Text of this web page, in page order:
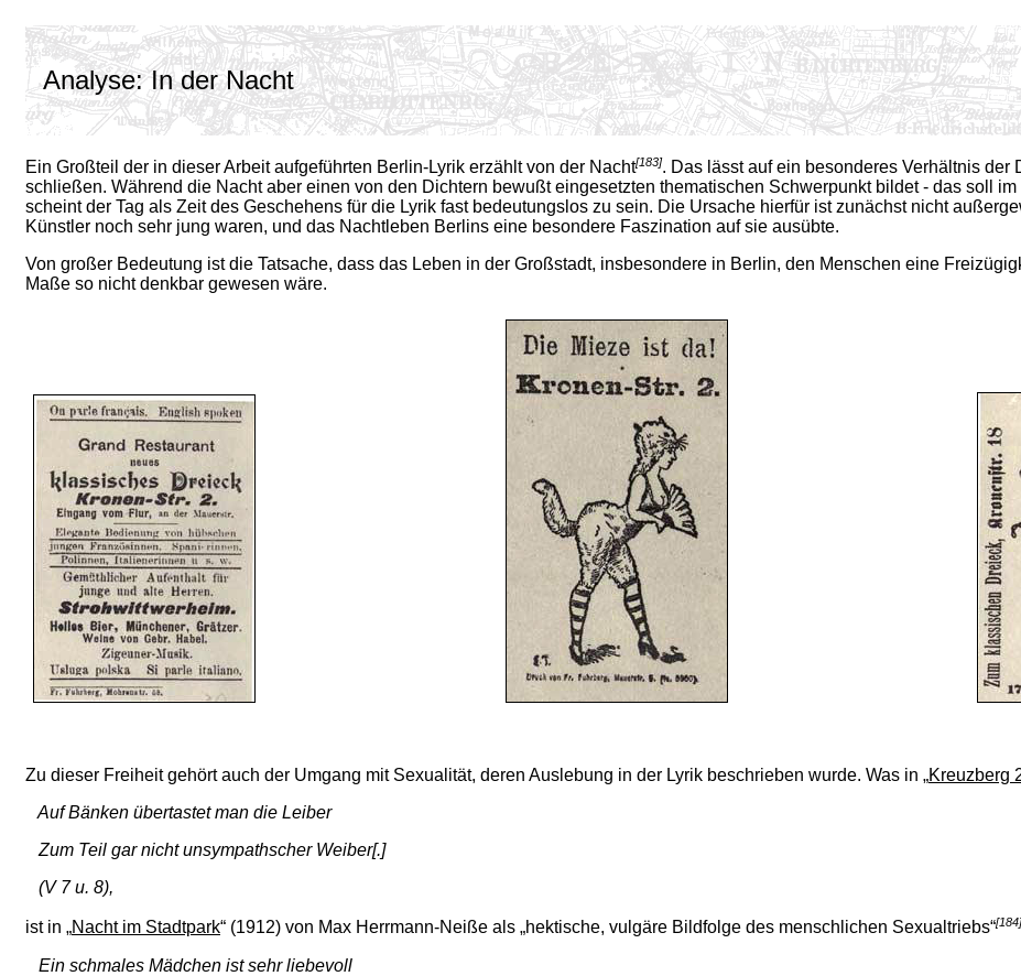
Analyse: In der Nacht
Ein Großteil der in dieser Arbeit aufgeführten Berlin-Lyrik erzählt von der Nacht[183]. Das lässt auf ein besonderes Verhältnis
schließen. Während die Nacht aber einen von den Dichtern bewußt eingesetzten thematischen Schwerpunkt bildet - das soll
scheint der Tag als Zeit des Geschehens für die Lyrik fast bedeutungslos zu sein. Die Ursache hierfür ist zunächst nicht
Künstler noch sehr jung waren, und das Nachtleben Berlins eine besondere Faszination auf sie ausübte.
Von großer Bedeutung ist die Tatsache, dass das Leben in der Großstadt, insbesondere in Berlin, den Menschen eine
Maße so nicht denkbar gewesen wäre.
Zu dieser Freiheit gehört auch der Umgang mit Sexualität, deren Auslebung in der Lyrik beschrieben wurde. Was in „Kreuzberg
Auf Bänken übertastet man die Leiber
Zum Teil gar nicht unsympathscher Weiber[.]
(V 7 u. 8),
ist in „Nacht im Stadtpark“ (1912) von Max Herrmann-Neiße als „hektische, vulgäre Bildfolge des menschlichen Sexualtriebs“[184]
Ein schmales Mädchen ist sehr liebevoll